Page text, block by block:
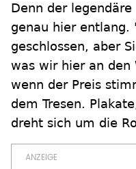
Denn der
genau hier entlang.
geschlossen, aber
was wir hier an den
wenn der Preis
dem Tresen.
dreht sich um die